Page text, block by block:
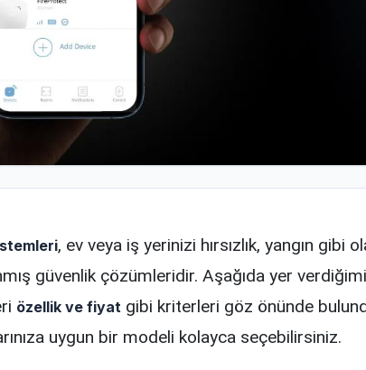
, ev veya iş yerinizi hırsızlık, yangın gibi
güvenlik çözümleridir. Aşağıda yer
özellik ve fiyat gibi kriterleri göz önünde
uygun bir modeli kolayca seçebilirsiniz.